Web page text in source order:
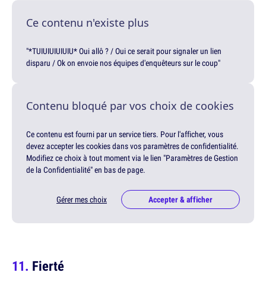
Ce contenu n'existe plus
"*TUIUIUIUIUIU* Oui allô ? / Oui ce serait pour signaler un lien
disparu / Ok on envoie nos équipes d'enquêteurs sur le coup"
Contenu bloqué par vos choix de cookies
Ce contenu est fourni par un service tiers. Pour l'afficher, vous
devez accepter les cookies dans vos paramètres de confidentialité.
Modifiez ce choix à tout moment via le lien "Paramètres de Gestion
de la Confidentialité" en bas de page.
Gérer mes choix Accepter & afficher
Fierté